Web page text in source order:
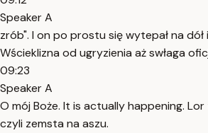
Speaker A
zrób". I on po prostu się wytepał na dół
Wścieklizna od ugryzienia aż swłaga
09:23
Speaker A
O mój Boże. It is actually happening.
czyli zemsta na aszu.